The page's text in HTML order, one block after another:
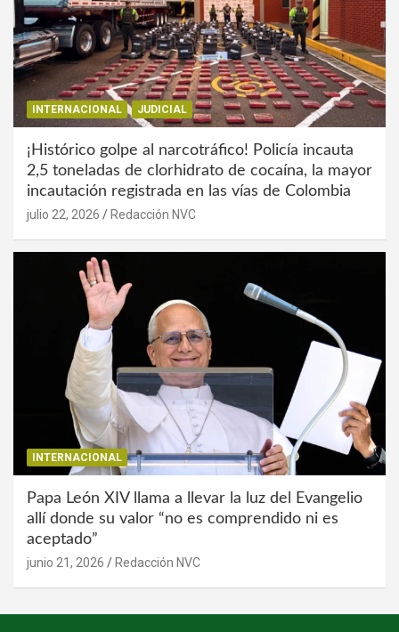
INTERNACIONAL JUDICIAL
¡Histórico golpe al narcotráfico! Policía incauta
2,5 toneladas de clorhidrato de cocaína, la mayor
incautación registrada en las vías de Colombia
julio 22, 2026 Redacción NVC
INTERNACIONAL
Papa León XIV llama a llevar la luz del Evangelio
allí donde su valor “no es comprendido ni es
aceptado”
junio 21, 2026 Redacción NVC